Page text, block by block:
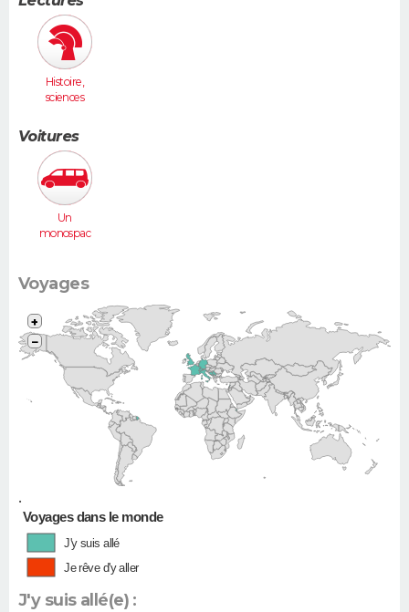
Histoire,
sciences
Voitures
Un
monospac
Xsara
Picasso...)
Voyages
•
+
−
Voyages dans le monde
J'y suis allé
Je rêve d'y aller
J'y suis allé(e) :